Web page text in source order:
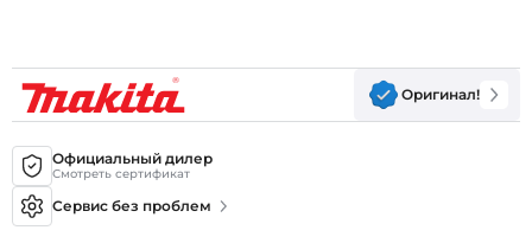
Оригинал!
Официальный дилер
Смотреть сертификат
Сервис без проблем